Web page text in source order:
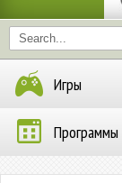
Игры
Программы